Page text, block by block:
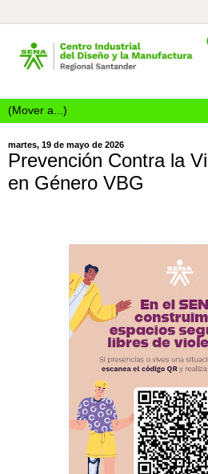
martes, 19 de mayo de 2026
Prevención Contra la
en Género VBG